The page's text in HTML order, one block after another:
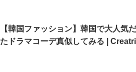
【韓国ファッション】韓国で大人気
たドラマコーデ真似してみる |